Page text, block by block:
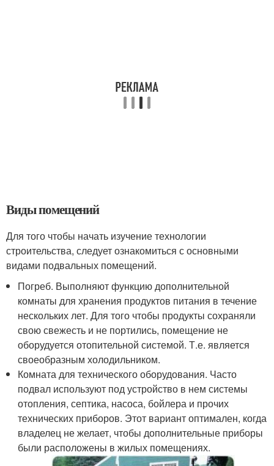
Виды помещений
Для того чтобы начать изучение технологии
строительства, следует ознакомиться с основными
видами подвальных помещений.
Погреб. Выполняют функцию дополнительной
комнаты для хранения продуктов питания в течение
нескольких лет. Для того чтобы продукты сохраняли
свою свежесть и не портились, помещение не
оборудуется отопительной системой. Т.е. является
своеобразным холодильником.
Комната для технического оборудования. Часто
подвал используют под устройство в нем системы
отопления, септика, насоса, бойлера и прочих
технических приборов. Этот вариант оптимален, когда
владелец не желает, чтобы дополнительные приборы
были расположены в жилых помещениях.